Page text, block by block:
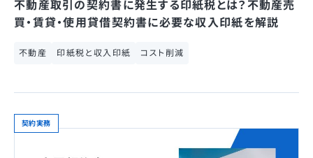
不動産取引の契約書に発生する印紙税とは？不動産売
買・賃貸・使用貸借契約書に必要な収入印紙を解説
不動産 印紙税と収入印紙 コスト削減
契約実務